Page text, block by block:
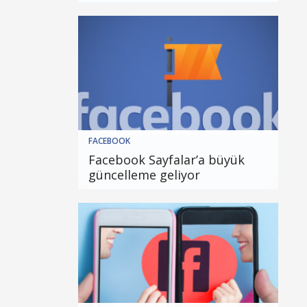
FACEBOOK
Facebook Sayfalar’a büyük
güncelleme geliyor